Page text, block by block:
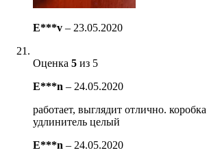
E***v – 23.05.2020
Оценка 5 из 5
E***n – 24.05.2020
работает, выглядит отлично.
удлинитель целый
E***n – 24.05.2020